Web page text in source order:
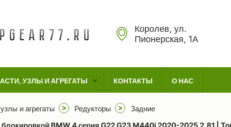
Королев, ул.
Пионерская, 1А
УЗЛЫ И АГРЕГАТЫ КОНТАКТЫ О НАС
и агрегаты Редукторы
Задние